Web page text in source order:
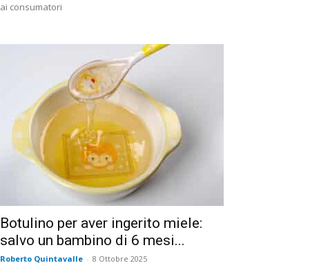
ai consumatori
Botulino per aver ingerito miele:
salvo un bambino di 6 mesi...
Roberto Quintavalle - 8 Ottobre 2025